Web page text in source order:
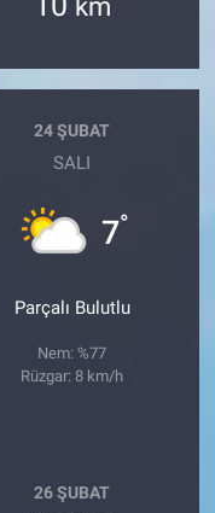
km
24 ŞUBAT
SALI
7°
Parçalı Bulutlu
Nem: %77
Rüzgar: 8 km/h
26 ŞUBAT